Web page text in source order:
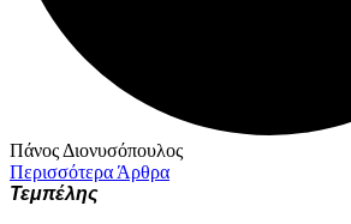
Πάνος Διονυσόπουλος
Περισσότερα Άρθρα
Τεμπέλης